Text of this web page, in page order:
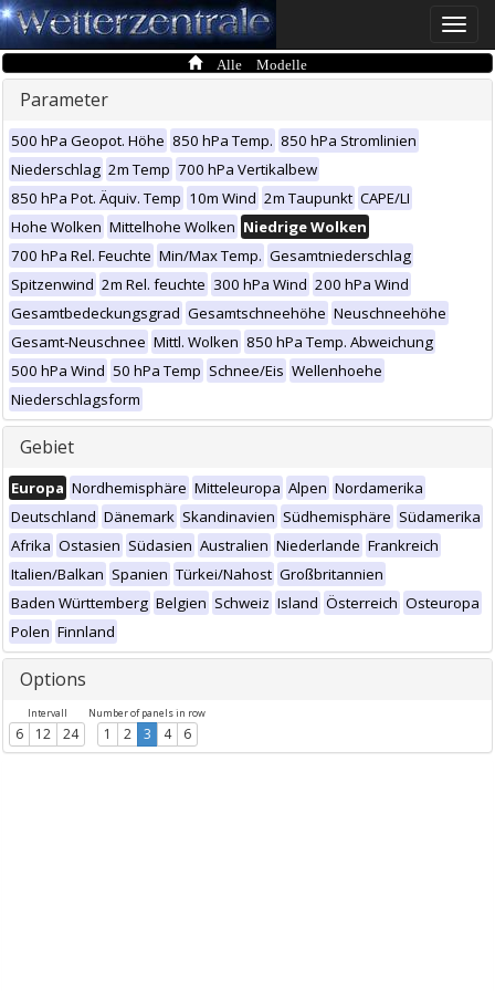
Toggle
Alle Modelle
Parameter
500 hPa Geopot. Höhe 850 hPa Temp. 850 hPa Stromlinien
Niederschlag 2m Temp 700 hPa Vertikalbew
850 hPa Pot. Äquiv. Temp 10m Wind 2m Taupunkt CAPE/LI
Hohe Wolken Mittelhohe Wolken Niedrige Wolken
700 hPa Rel. Feuchte Min/Max Temp. Gesamtniederschlag
Spitzenwind 2m Rel. feuchte 300 hPa Wind 200 hPa Wind
Gesamtbedeckungsgrad Gesamtschneehöhe Neuschneehöhe
Gesamt-Neuschnee Mittl. Wolken 850 hPa Temp. Abweichung
500 hPa Wind 50 hPa Temp Schnee/Eis Wellenhoehe
Niederschlagsform
Gebiet
Europa Nordhemisphäre Mitteleuropa Alpen Nordamerika
Deutschland Dänemark Skandinavien Südhemisphäre Südamerika
Afrika Ostasien Südasien Australien Niederlande Frankreich
Italien/Balkan Spanien Türkei/Nahost Großbritannien
Baden Württemberg Belgien Schweiz Island Österreich Osteuropa
Polen Finnland
Options
Intervall
6 12 24
Number of panels in row
1 2 3 4 6